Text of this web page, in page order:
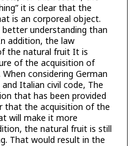
it is clear that the
is an corporeal object.
understanding than
addition, the law
the natural fruit It is
of the acquisition of
considering German
Italian civil code, The
that has been provided
that the acquisition of the
will make it more
the natural fruit is still
That would result in the